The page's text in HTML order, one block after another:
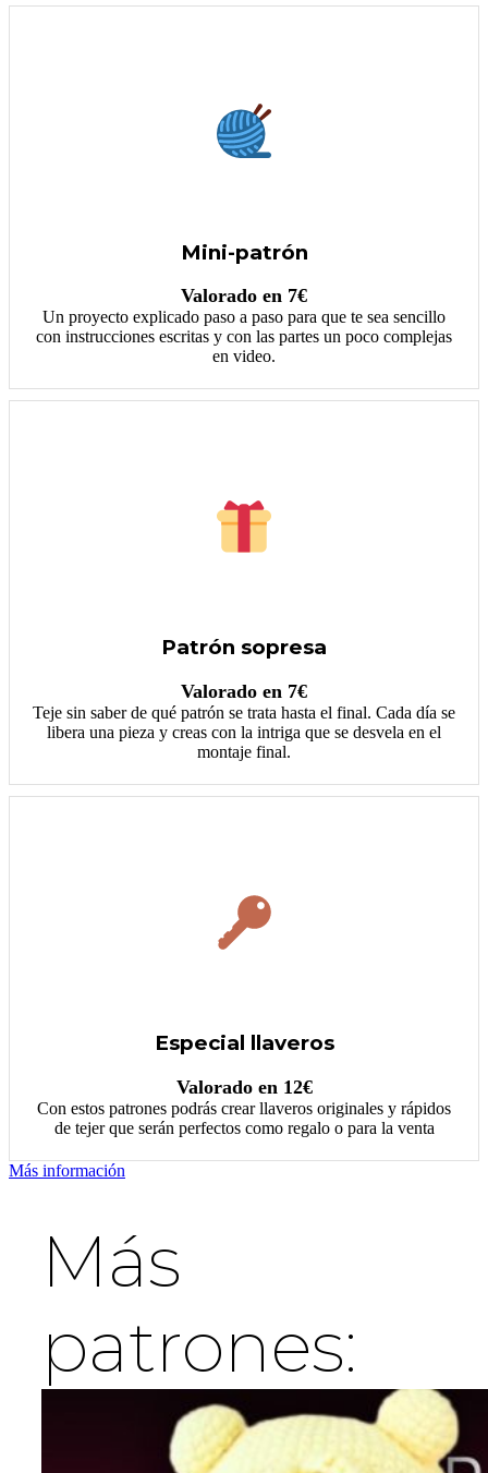
Mini-patrón
Valorado en 7€
Un proyecto explicado paso a paso para que te sea sencillo
con instrucciones escritas y con las partes un poco complejas
en video.
Patrón sopresa
Valorado en 7€
Teje sin saber de qué patrón se trata hasta el final. Cada día se
libera una pieza y creas con la intriga que se desvela en el
montaje final.
Especial llaveros
Valorado en 12€
Con estos patrones podrás crear llaveros originales y rápidos
de tejer que serán perfectos como regalo o para la venta
Más información
Más
patrones: